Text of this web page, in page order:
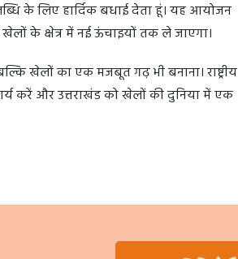
के लिए हार्दिक बधाई देता हूं। यह आयोजन
के क्षेत्र में नई ऊंचाइयों तक ले जाएगा।
खेलों का एक मजबूत गढ़ भी बनाना। राष्ट्रीय
करें और उत्तराखंड को खेलों की दुनिया में एक